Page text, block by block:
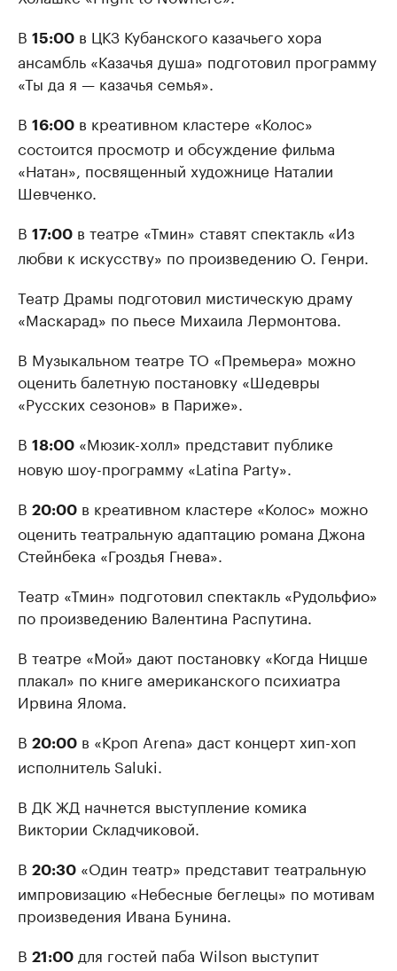
В 15:00 в ЦКЗ Кубанского казачьего хора
ансамбль «Казачья душа» подготовил программу
«Ты да я — казачья семья».
В 16:00 в креативном кластере «Колос»
состоится просмотр и обсуждение фильма
«Натан», посвященный художнице Наталии
Шевченко.
В 17:00 в театре «Тмин» ставят спектакль «Из
любви к искусству» по произведению О. Генри.
Театр Драмы подготовил мистическую драму
«Маскарад» по пьесе Михаила Лермонтова.
В Музыкальном театре ТО «Премьера» можно
оценить балетную постановку «Шедевры
«Русских сезонов» в Париже».
В 18:00 «Мюзик-холл» представит публике
новую шоу-программу «Latina Party».
В 20:00 в креативном кластере «Колос» можно
оценить театральную адаптацию романа Джона
Стейнбека «Гроздья Гнева».
Театр «Тмин» подготовил спектакль «Рудольфио»
по произведению Валентина Распутина.
В театре «Мой» дают постановку «Когда Ницше
плакал» по книге американского психиатра
Ирвина Ялома.
В 20:00 в «Кроп Arena» даст концерт хип-хоп
исполнитель Saluki.
В ДК ЖД начнется выступление комика
Виктории Складчиковой.
В 20:30 «Один театр» представит театральную
импровизацию «Небесные беглецы» по мотивам
произведения Ивана Бунина.
В 21:00 для гостей паба Wilson выступит